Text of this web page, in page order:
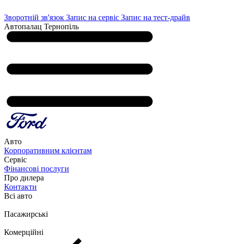
Зворотній зв'язок Запис на сервіс Запис на тест-драйв
Автопалац Тернопіль
Авто
Корпоративним клієнтам
Сервіс
Фінансові послуги
Про дилера
Контакти
Всі авто
Пасажирські
Комерційні